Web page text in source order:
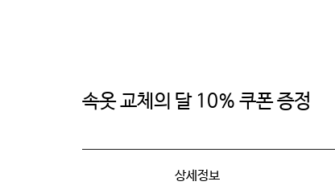
속옷 교체의 달 10% 쿠폰 증정
상세정보